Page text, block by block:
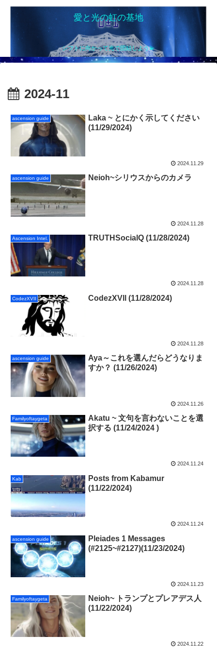
愛と光の虹の基地
シフトに向かって光で団結しよう💫
2024-11
ascension guide
Laka ~ とにかく示してください
(11/29/2024)
2024.11.29
ascension guide Neioh~シリウスからのカメラ
2024.11.28
Ascension Intel. TRUTHSocialQ (11/28/2024)
2024.11.28
CodezXVII CodezXVll (11/28/2024)
2024.11.28
ascension guide
Aya～これを選んだらどうなりま
すか？ (11/26/2024)
2024.11.26
Familyoftaygeta
Akatu ~ 文句を言わないことを選
択する (11/24/2024 )
2024.11.24
Kab
Posts from Kabamur
(11/22/2024)
2024.11.24
ascension guide
Pleiades 1 Messages
(#2125~#2127)(11/23/2024)
2024.11.23
Familyoftaygeta
Neioh~ トランプとプレアデス人
(11/22/2024)
2024.11.22